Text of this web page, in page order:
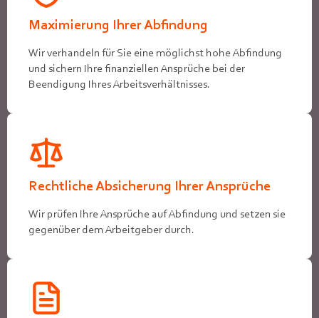
Maximierung Ihrer Abfindung
Wir verhandeln für Sie eine möglichst hohe Abfindung
und sichern Ihre finanziellen Ansprüche bei der
Beendigung Ihres Arbeitsverhältnisses.
Rechtliche Absicherung Ihrer Ansprüche
Wir prüfen Ihre Ansprüche auf Abfindung und setzen sie
gegenüber dem Arbeitgeber durch.